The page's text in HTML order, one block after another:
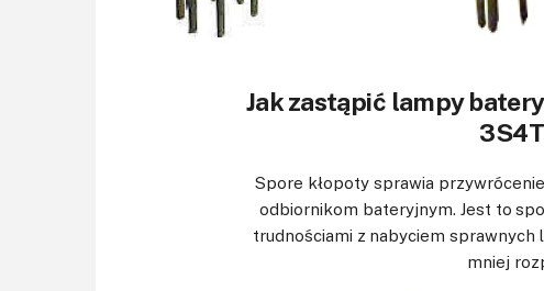
Jak zastąpić lampy
Spore kłopoty sprawia
odbiornikom bateryjnym. Jest to
trudnościami z nabyciem sprawnych
mniej